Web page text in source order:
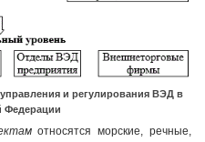
и регулирования ВЭД в
Федерации
относятся морские, речные,